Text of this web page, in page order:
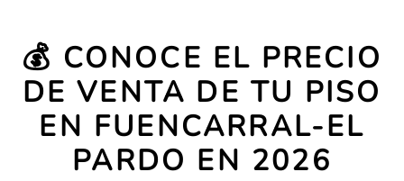
💰 CONOCE EL PRECIO
DE VENTA DE TU PISO
EN FUENCARRAL-EL
PARDO EN 2026